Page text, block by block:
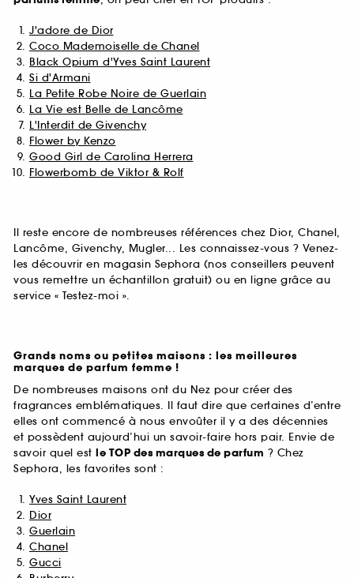
J'adore de Dior
Coco Mademoiselle de Chanel
Black Opium d'Yves Saint Laurent
Si d'Armani
La Petite Robe Noire de Guerlain
La Vie est Belle de Lancôme
L'Interdit de Givenchy
Flower by Kenzo
Good Girl de Carolina Herrera
Flowerbomb de Viktor & Rolf
Il reste encore de nombreuses références chez Dior, Chanel,
Lancôme, Givenchy, Mugler... Les connaissez-vous ? Venez-
les découvrir en magasin Sephora (nos conseillers peuvent
vous remettre un échantillon gratuit) ou en ligne grâce au
service « Testez-moi ».
Grands noms ou petites maisons : les meilleures
marques de parfum femme !
De nombreuses maisons ont du Nez pour créer des
fragrances emblématiques. Il faut dire que certaines d’entre
elles ont commencé à nous envoûter il y a des décennies
et possèdent aujourd’hui un savoir-faire hors pair. Envie de
savoir quel est le TOP des marques de parfum ? Chez
Sephora, les favorites sont :
Yves Saint Laurent
Dior
Guerlain
Chanel
Gucci